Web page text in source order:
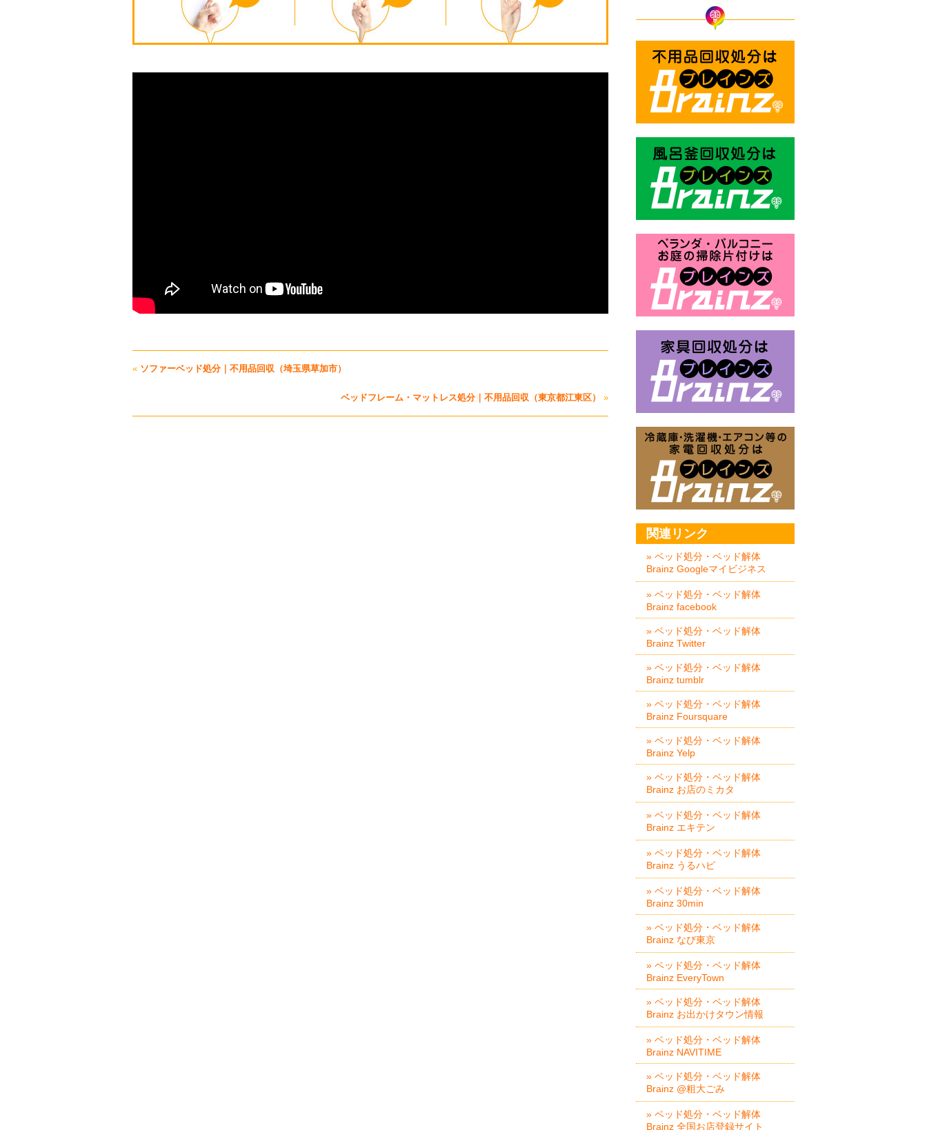
« ソファーベッド処分｜不用品回収（埼玉県草加市）
ベッドフレーム・マットレス処分｜不用品回収（東京都江東区） »
関連リンク
» ベッド処分・ベッド解体
Brainz Googleマイビジネス
» ベッド処分・ベッド解体
Brainz facebook
» ベッド処分・ベッド解体
Brainz Twitter
» ベッド処分・ベッド解体
Brainz tumblr
» ベッド処分・ベッド解体
Brainz Foursquare
» ベッド処分・ベッド解体
Brainz Yelp
» ベッド処分・ベッド解体
Brainz お店のミカタ
» ベッド処分・ベッド解体
Brainz エキテン
» ベッド処分・ベッド解体
Brainz うるハピ
» ベッド処分・ベッド解体
Brainz 30min
» ベッド処分・ベッド解体
Brainz なび東京
» ベッド処分・ベッド解体
Brainz EveryTown
» ベッド処分・ベッド解体
Brainz お出かけタウン情報
» ベッド処分・ベッド解体
Brainz NAVITIME
» ベッド処分・ベッド解体
Brainz @粗大ごみ
» ベッド処分・ベッド解体
Brainz 全国お店登録サイト